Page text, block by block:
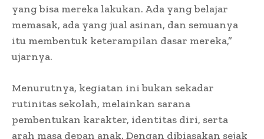
yang bisa mereka lakukan. Ada yang belajar
memasak, ada yang jual asinan, dan semuanya
itu membentuk keterampilan dasar mereka,”
ujarnya.
Menurutnya, kegiatan ini bukan sekadar
rutinitas sekolah, melainkan sarana
pembentukan karakter, identitas diri, serta
arah masa depan anak. Dengan dibiasakan sejak